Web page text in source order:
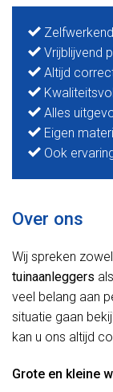
Vrijblijvend
Altijd
Alles
Eigen
Ook
Over ons
Wij spreken zowel
tuinaanleggers als
veel belang aan
situatie gaan
kan u ons altijd
Grote en kleine